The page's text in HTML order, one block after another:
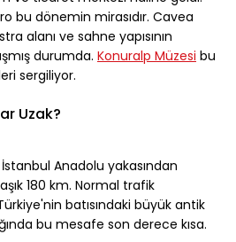
bu dönemin mirasıdır. Cavea
alanı ve sahne yapısının
durumda. Konuralp Müzesi bu
sergiliyor.
Uzak?
Anadolu yakasından
180 km. Normal trafik
batısındaki büyük antik
bu mesafe son derece kısa.